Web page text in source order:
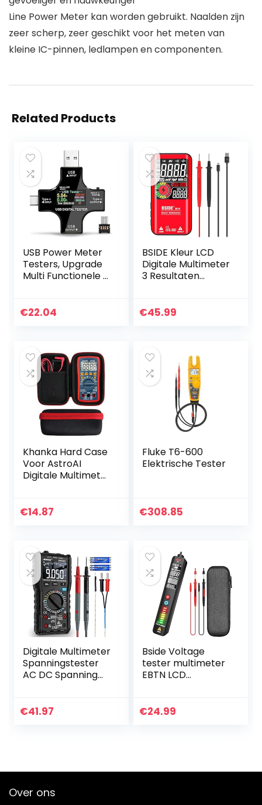
Line Power Meter kan worden gebruikt. Naalden zijn
zeer scherp, zeer geschikt voor het meten van
kleine IC-pinnen, ledlampen en componenten.
Related Products
USB Power Meter
Testers, Upgrade
Multi Functionele 2
Digitale
€22.04
BSIDE Kleur LCD
Digitale Multimeter
3 Resultaten
Ranging
€45.99
Khanka Hard Case
Voor AstroAI
Digitale Multimeter
Handleiding en
€14.87
Fluke T6-600
Elektrische Tester
€308.85
Digitale Multimeter
Spanningstester
AC DC Spanning
MESTEK
€41.97
Bside Voltage
tester multimeter
EBTN LCD
tector met
€24.99
Over ons